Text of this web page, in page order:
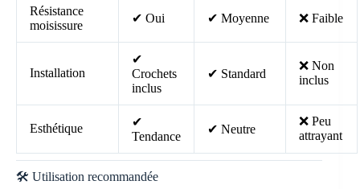
Résistance
moisissure
✔ Oui ✔ Moyenne ❌ Faible
Installation
✔
Crochets
inclus
✔ Standard
❌ Non
inclus
Esthétique
✔
Tendance
✔ Neutre
❌ Peu
attrayant
🛠️ Utilisation recommandée